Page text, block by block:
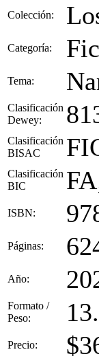
Colección:
Categoría:
Tema:
Clasificación
Dewey:
Clasificación
BISAC
Clasificación
BIC
ISBN:
Páginas:
Año:
Formato /
Peso:
Precio: